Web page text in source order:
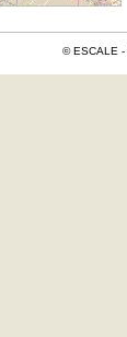
© ESCALE